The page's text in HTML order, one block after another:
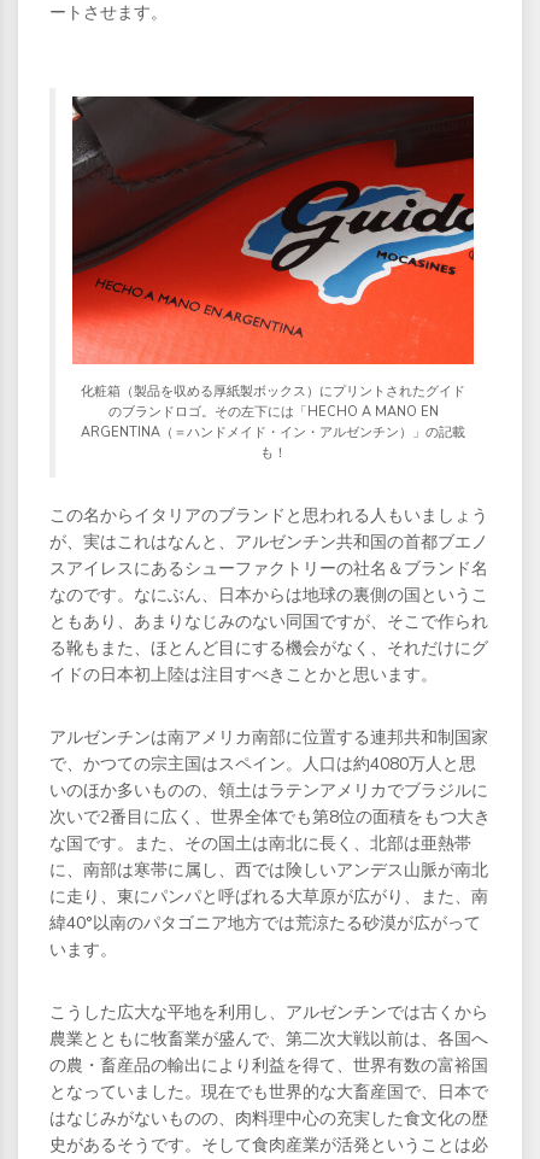
ートさせます。
化粧箱（製品を収める厚紙製ボックス）にプリントされたグイド
のブランドロゴ。その左下には「HECHO A MANO EN
ARGENTINA（＝ハンドメイド・イン・アルゼンチン）」の記載
も！
この名からイタリアのブランドと思われる人もいましょう
が、実はこれはなんと、アルゼンチン共和国の首都ブエノ
スアイレスにあるシューファクトリーの社名＆ブランド名
なのです。なにぶん、日本からは地球の裏側の国というこ
ともあり、あまりなじみのない同国ですが、そこで作られ
る靴もまた、ほとんど目にする機会がなく、それだけにグ
イドの日本初上陸は注目すべきことかと思います。
アルゼンチンは南アメリカ南部に位置する連邦共和制国家
で、かつての宗主国はスペイン。人口は約4080万人と思
いのほか多いものの、領土はラテンアメリカでブラジルに
次いで2番目に広く、世界全体でも第8位の面積をもつ大き
な国です。また、その国土は南北に長く、北部は亜熱帯
に、南部は寒帯に属し、西では険しいアンデス山脈が南北
に走り、東にパンパと呼ばれる大草原が広がり、また、南
緯40°以南のパタゴニア地方では荒涼たる砂漠が広がって
います。
こうした広大な平地を利用し、アルゼンチンでは古くから
農業とともに牧畜業が盛んで、第二次大戦以前は、各国へ
の農・畜産品の輸出により利益を得て、世界有数の富裕国
となっていました。現在でも世界的な大畜産国で、日本で
はなじみがないものの、肉料理中心の充実した食文化の歴
史があるそうです。そして食肉産業が活発ということは必